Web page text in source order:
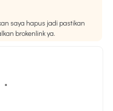
saya hapus jadi pastikan
brokenlink ya.